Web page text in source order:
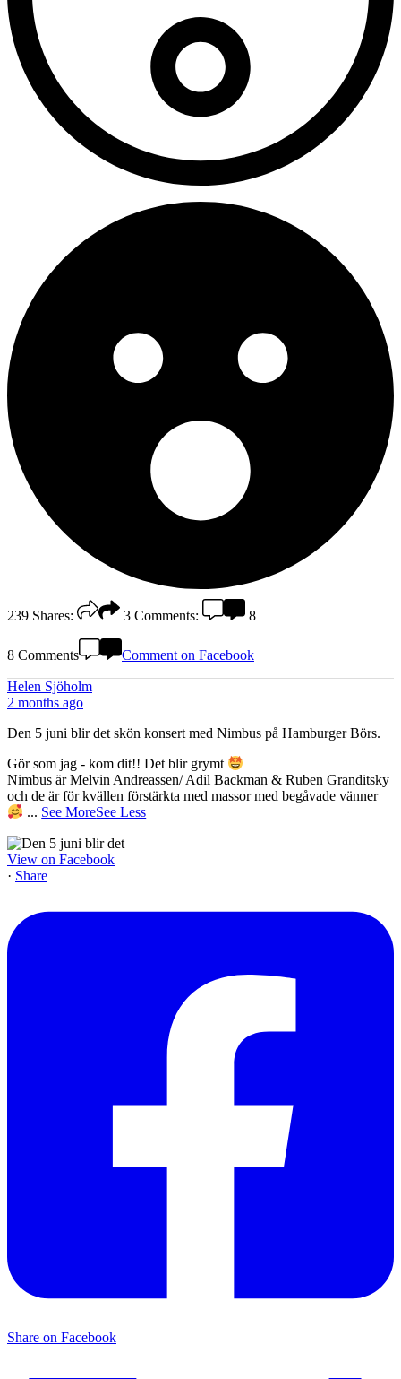
239 Shares: 3 Comments: 8
8 Comments Comment on Facebook
Helen Sjöholm
2 months ago
Den 5 juni blir det skön konsert med Nimbus på Hamburger Börs.
Gör som jag - kom dit!! Det blir grymt
Nimbus är Melvin Andreassen/ Adil Backman & Ruben Granditsky
och de är för kvällen förstärkta med massor med begåvade vänner
... See MoreSee Less
View on Facebook
· Share
Share on Facebook